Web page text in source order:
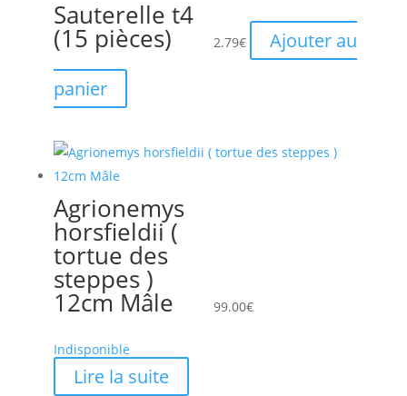
Sauterelle t4
(15 pièces) 2.79€
Ajouter au
panier
Agrionemys
horsfieldii (
tortue des
steppes )
12cm Mâle 99.00€
Indisponible
Lire la suite